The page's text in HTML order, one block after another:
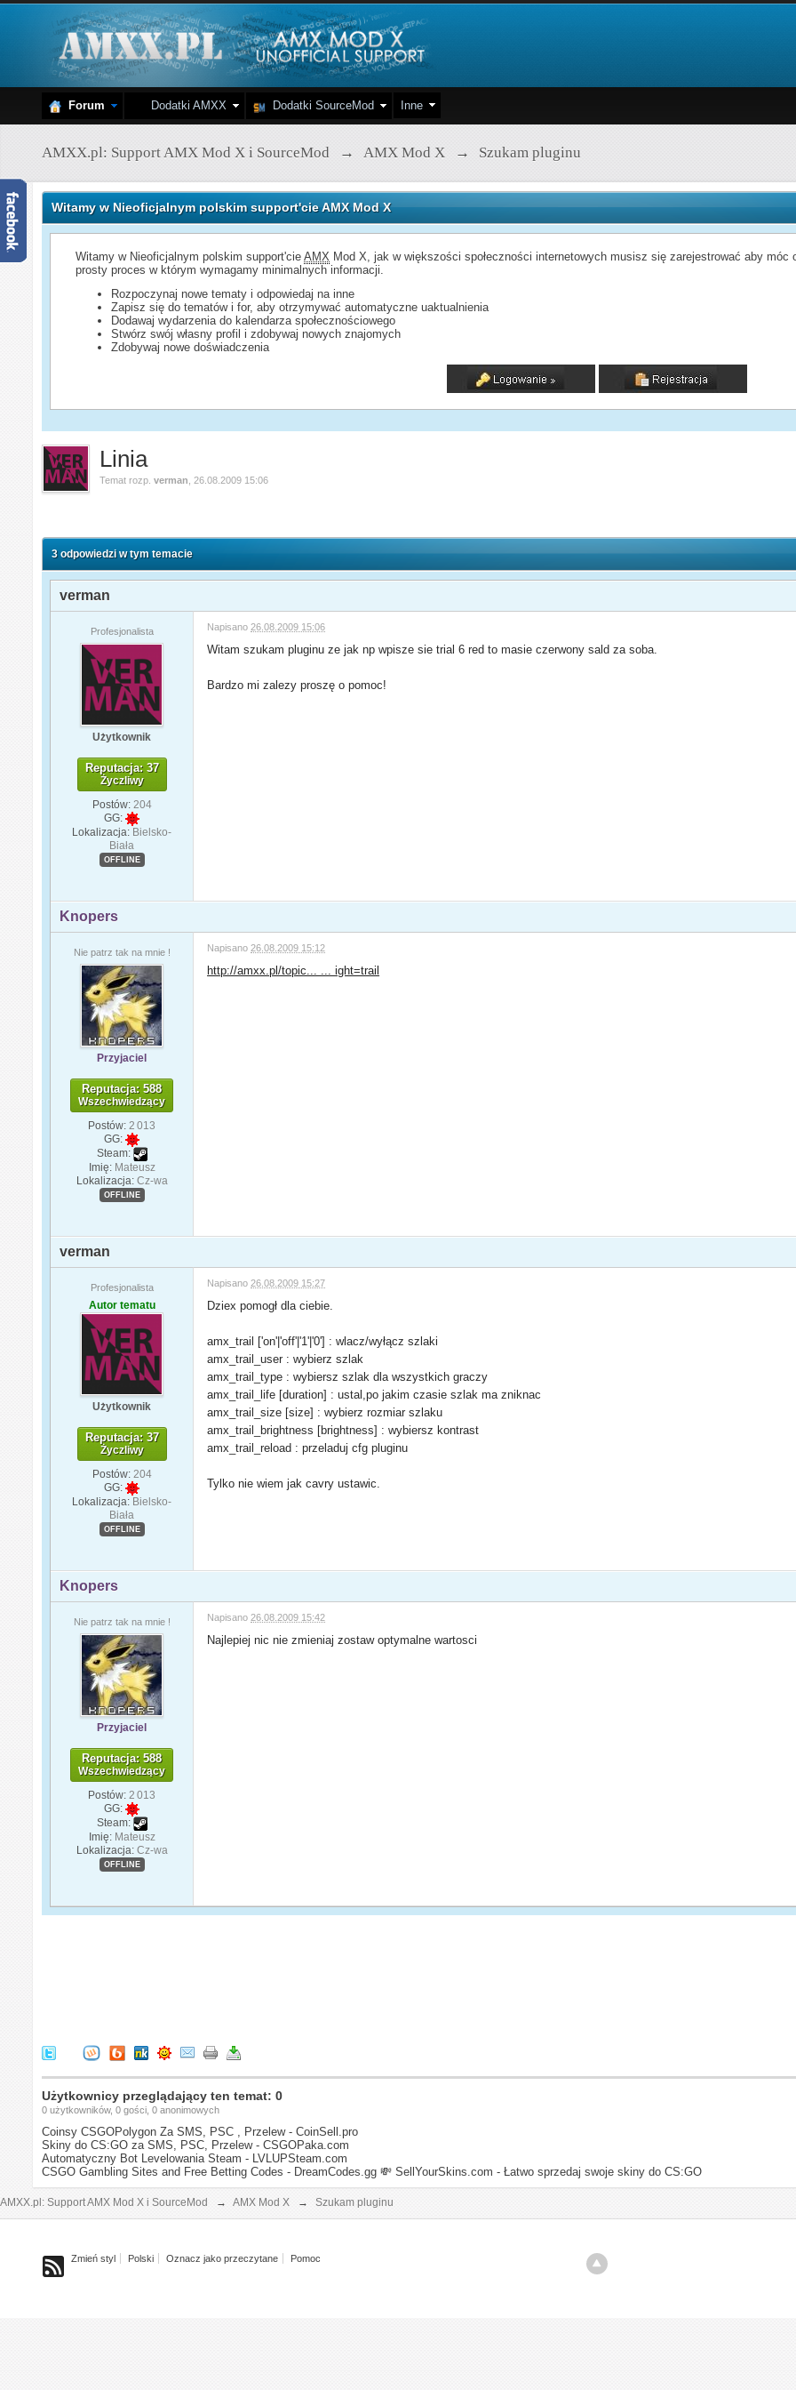
Forum Dodatki AMXX Dodatki SourceMod Inne
AMXX.pl: Support AMX Mod X i SourceMod → AMX Mod X → Szukam pluginu
Witamy w Nieoficjalnym polskim support'cie AMX Mod X
Witamy w Nieoficjalnym polskim support'cieAMX Mod X, jak w większości społeczności internetowych musisz się zarejestrować aby
prosty proces w którym wymagamy minimalnych informacji.
Rozpoczynaj nowe tematy i odpowiedaj na inne
Zapisz się do tematów i for, aby otrzymywać automatyczne uaktualnienia
Dodawaj wydarzenia do kalendarza społecznościowego
Stwórz swój własny profil i zdobywaj nowych znajomych
Zdobywaj nowe doświadczenia
Linia
Temat rozp.verman 26.08.2009 15:06
3 odpowiedzi w tym temacie
verman
Profesjonalista
Użytkownik
Reputacja: 37
Życzliwy
Postów: 204
GG:
Lokalizacja: Bielsko-
Biała
OFFLINE
Napisano 26.08.2009 15:06
Witam szukam pluginu ze jak np wpisze sie trial 6 red to masie czerwony sald za soba.
Bardzo mi zalezy proszę o pomoc!
Knopers
Nie patrz tak na mnie !
Przyjaciel
Reputacja: 588
Wszechwiedzący
Postów: 2 013
GG:
Steam:
Imię: Mateusz
Lokalizacja: Cz-wa
OFFLINE
Napisano 26.08.2009 15:12
http://amxx.pl/topic... ... ight=trail
verman
Profesjonalista
Autor tematu
Użytkownik
Reputacja: 37
Życzliwy
Postów: 204
GG:
Lokalizacja: Bielsko-
Biała
OFFLINE
Napisano 26.08.2009 15:27
Dziex pomogł dla ciebie.
amx_trail ['on'|'off'|'1'|'0'] : wlacz/wyłącz szlaki
amx_trail_user : wybierz szlak
amx_trail_type : wybiersz szlak dla wszystkich graczy
amx_trail_life [duration] : ustal,po jakim czasie szlak ma zniknac
amx_trail_size [size] : wybierz rozmiar szlaku
amx_trail_brightness [brightness] : wybiersz kontrast
amx_trail_reload : przeladuj cfg pluginu
Tylko nie wiem jak cavry ustawic.
Knopers
Nie patrz tak na mnie !
Przyjaciel
Reputacja: 588
Wszechwiedzący
Postów: 2 013
GG:
Steam:
Imię: Mateusz
Lokalizacja: Cz-wa
OFFLINE
Napisano 26.08.2009 15:42
Najlepiej nic nie zmieniaj zostaw optymalne wartosci
Użytkownicy przeglądający ten temat: 0
0 użytkowników, 0 gości, 0 anonimowych
Coinsy CSGOPolygon Za SMS, PSC , Przelew - CoinSell.pro
Skiny do CS:GO za SMS, PSC, Przelew - CSGOPaka.com
Automatyczny Bot Levelowania Steam - LVLUPSteam.com
CSGO Gambling Sites and Free Betting Codes - DreamCodes.gg 💸 SellYourSkins.com - Łatwo sprzedaj swoje skiny do CS:GO
AMXX.pl: Support AMX Mod X i SourceMod → AMX Mod X → Szukam pluginu
Zmień styl Polski Oznacz jako przeczytane Pomoc